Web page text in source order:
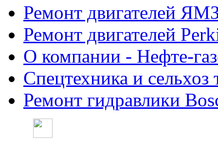
Ремонт двигателей
Ремонт двигателей
О компании - Нефте-
Спецтехника и сельхоз
Ремонт гидравлики